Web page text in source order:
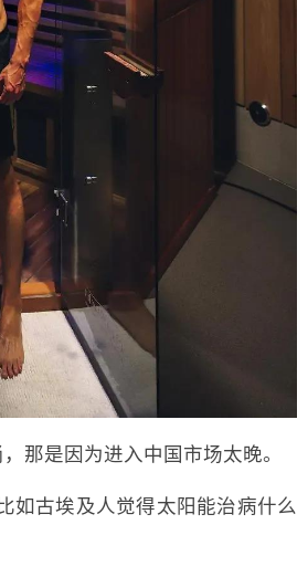
那是因为进入中国市场太晚。
如古埃及人觉得太阳能治病什么